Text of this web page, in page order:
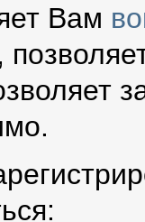
Вам
,